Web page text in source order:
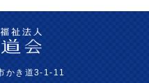
かき道3-1-11